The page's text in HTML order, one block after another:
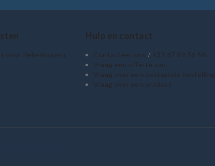
voor ziekenhuizen
Hulp en contact
Contacteer ons / +32 67 89 56 56
Vraag een offerte aan
Vraag over een bestaande bestelling
Vraag over een product